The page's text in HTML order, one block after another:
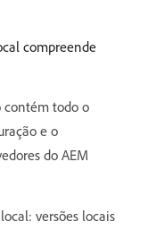
compreende
contém todo o
e o
do AEM
versões locais